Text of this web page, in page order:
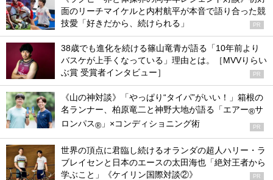
面のリーチマイケルと内村航平が本音で語り合った競
技愛「好きだから、続けられる」
PR
38歳でも進化を続ける篠山竜青が語る「10年前より
バスケが上手くなっている」理由とは。［MVVりらい
ぶ賞 受賞者インタビュー］
PR
《山の神対談》「やっぱり“タイパ”がいい！」箱根の
名ランナー、柏原竜二と神野大地が語る「エアー®サ
ロンパス® 」×コンディショニング術 PR
世界の頂点に君臨し続けるオランダの超人ハリー・ラ
ブレイセンと日本のエースの太田海也「絶対王者から
学ぶこと」《ケイリン国際対談②》
PR